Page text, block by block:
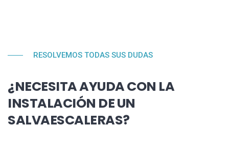
RESOLVEMOS TODAS SUS DUDAS
¿NECESITA AYUDA CON LA
INSTALACIÓN DE UN
SALVAESCALERAS?